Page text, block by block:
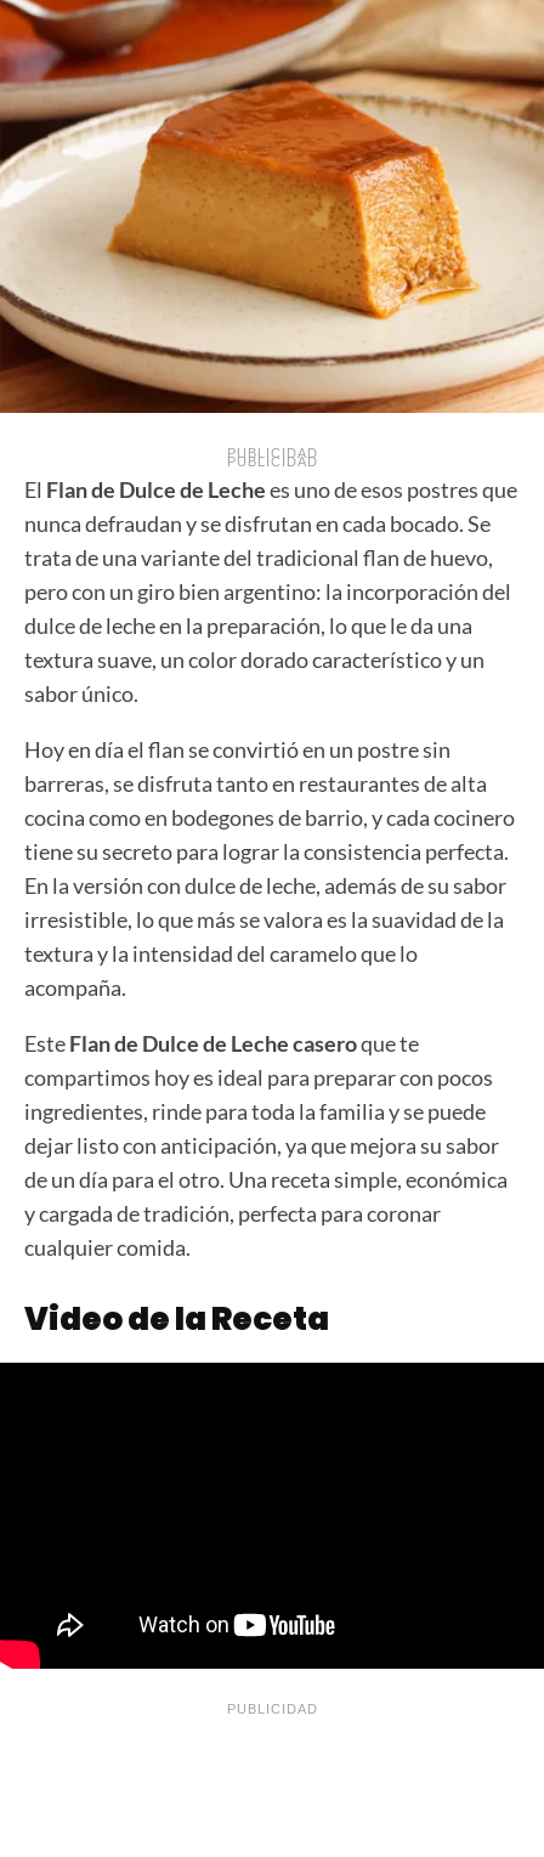
PUBLICIDAD
PUBLICIDAD
El Flan de Dulce de Lechees uno de esos postres que
nunca defraudan y se disfrutan en cada bocado. Se
trata de una variante del tradicional flan de huevo,
pero con un giro bien argentino: la incorporación del
dulce de leche en la preparación, lo que le da una
textura suave, un color dorado característico y un
sabor único.
Hoy en día el flan se convirtió en un postre sin
barreras, se disfruta tanto en restaurantes de alta
cocina como en bodegones de barrio, y cada cocinero
tiene su secreto para lograr la consistencia perfecta.
En la versión con dulce de leche, además de su sabor
irresistible, lo que más se valora es la suavidad de la
textura y la intensidad del caramelo que lo
acompaña.
EsteFlan de Dulce de Leche caseroque te
compartimos hoy es ideal para preparar con pocos
ingredientes, rinde para toda la familia y se puede
dejar listo con anticipación, ya que mejora su sabor
de un día para el otro. Una receta simple, económica
y cargada de tradición, perfecta para coronar
cualquier comida.
Video de la Receta
PUBLICIDAD